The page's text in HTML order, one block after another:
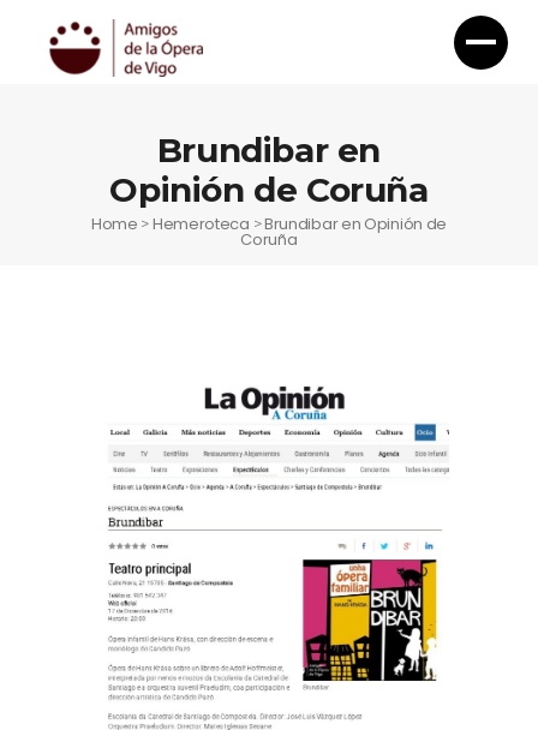
Brundibar en
Opinión de Coruña
Home >Hemeroteca >Brundibar en Opinión de
Coruña